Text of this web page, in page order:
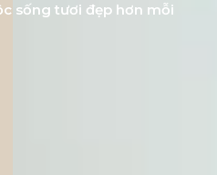
sống tươi đẹp hơn mỗi